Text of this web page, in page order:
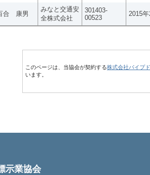
合 康男
みなと交通安
全株式会社
301403-
00523
2015
このページは、当協会が契約する株式会社パイプ
います。
示業協会